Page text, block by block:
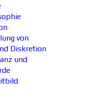
von
Diskretion
und